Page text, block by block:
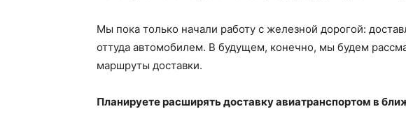
Мы пока только начали работу с железной дорогой:
оттуда автомобилем. В будущем, конечно, мы будем
маршруты доставки.
Планируете расширять доставку авиатранспортом в